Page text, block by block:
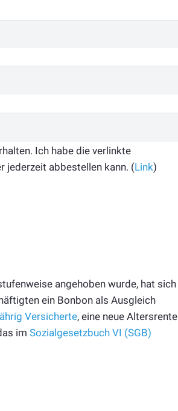
Ich habe die verlinkte
jederzeit abbestellen kann. (Link)
angehoben wurde, hat sich
ein Bonbon als Ausgleich
Versicherte, eine neue Altersrente
im Sozialgesetzbuch VI (SGB)